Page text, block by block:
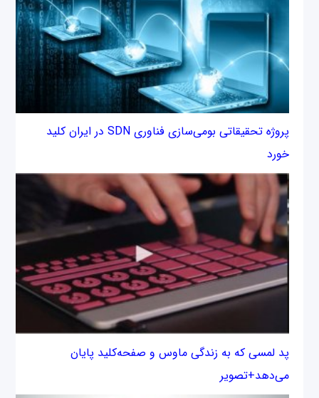
پروژه تحقیقاتی بومی‌سازی فناوری SDN در ایران کلید
خورد
پد لمسی که به زندگی ماوس و صفحه‌کلید پایان
می‌دهد+تصویر